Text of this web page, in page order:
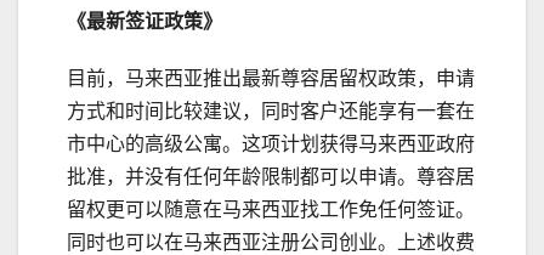
《最新签证政策》
目前，马来西亚推出最新尊容居留权政策，申请
方式和时间比较建议，同时客户还能享有一套在
市中心的高级公寓。这项计划获得马来西亚政府
批准，并没有任何年龄限制都可以申请。尊容居
留权更可以随意在马来西亚找工作免任何签证。
同时也可以在马来西亚注册公司创业。上述收费